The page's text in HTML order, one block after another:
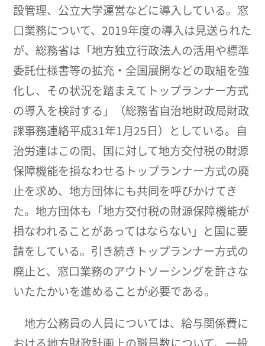
設管理、公立大学運営などに導入している。窓
口業務について、2019年度の導入は見送られた
が、総務省は「地方独立行政法人の活用や標準
委託仕様書等の拡充・全国展開などの取組を強
化し、その状況を踏まえてトップランナー方式
の導入を検討する」（総務省自治地財政局財政
課事務連絡平成31年1月25日）としている。自
治労連はこの間、国に対して地方交付税の財源
保障機能を損なわせるトップランナー方式の廃
止を求め、地方団体にも共同を呼びかけてき
た。地方団体も「地方交付税の財源保障機能が
損なわれることがあってはならない」と国に要
請をしている。引き続きトップランナー方式の
廃止と、窓口業務のアウトソーシングを許さな
いたたかいを進めることが必要である。
地方公務員の人員については、給与関係費に